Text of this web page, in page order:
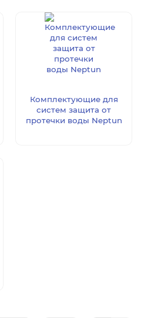
Комплектующие для
систем защита от
протечки воды Neptun